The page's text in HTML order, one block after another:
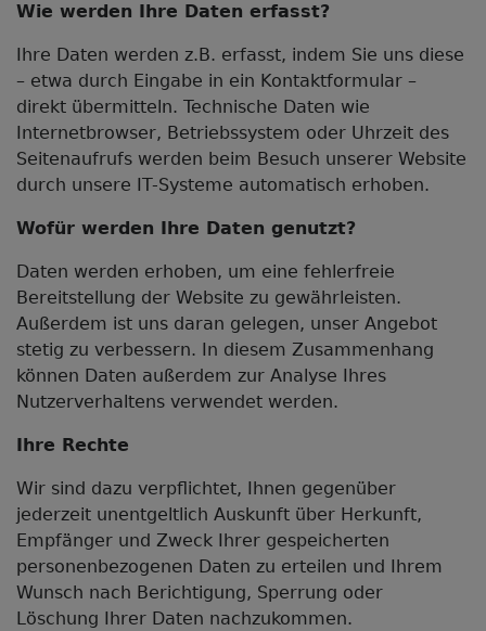
Wie werden Ihre Daten erfasst?
Ihre Daten werden z.B. erfasst, indem Sie uns diese
– etwa durch Eingabe in ein Kontaktformular –
direkt übermitteln. Technische Daten wie
Internetbrowser, Betriebssystem oder Uhrzeit des
Seitenaufrufs werden beim Besuch unserer Website
durch unsere IT-Systeme automatisch erhoben.
Wofür werden Ihre Daten genutzt?
Daten werden erhoben, um eine fehlerfreie
Bereitstellung der Website zu gewährleisten.
Außerdem ist uns daran gelegen, unser Angebot
stetig zu verbessern. In diesem Zusammenhang
können Daten außerdem zur Analyse Ihres
Nutzerverhaltens verwendet werden.
Ihre Rechte
Wir sind dazu verpflichtet, Ihnen gegenüber
jederzeit unentgeltlich Auskunft über Herkunft,
Empfänger und Zweck Ihrer gespeicherten
personenbezogenen Daten zu erteilen und Ihrem
Wunsch nach Berichtigung, Sperrung oder
Löschung Ihrer Daten nachzukommen.